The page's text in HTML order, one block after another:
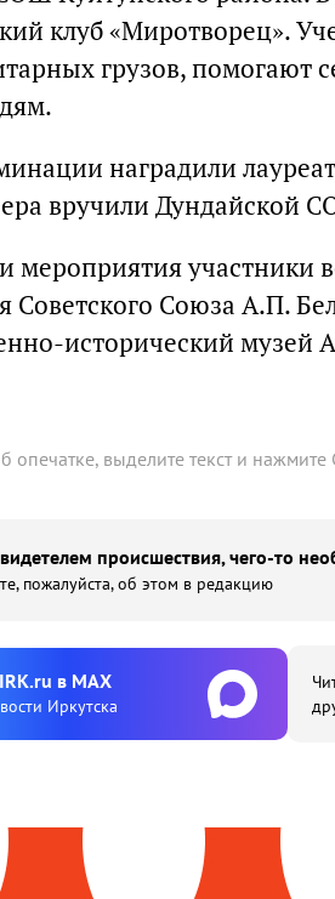
клуб «Миротворец».
грузов, помогают
наградили
вручили Дундайской
мероприятия участники
Советского Союза А.П.
исторический музей
опечатке, выделите текст и нажмите
происшествия, чего-то
пожалуйста, об этом в редакцию
в MAX
Иркутска